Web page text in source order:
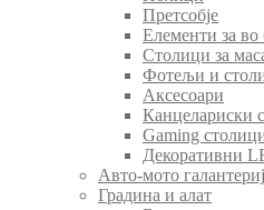
Претсобје
Елементи за во
Столици за
Фотељи и
Аксесоари
Канцелариски
Gaming
Декоративни
Авто-мото
Градина и алат